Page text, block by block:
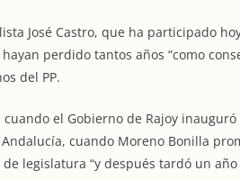
José Castro, que ha participado
perdido tantos años “como
del PP.
el Gobierno de Rajoy inauguró
cuando Moreno Bonilla
legislatura “y después tardó un